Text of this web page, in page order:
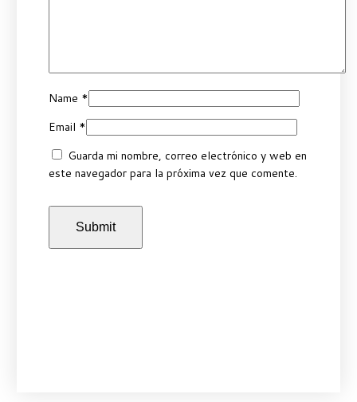
Name *
Email *
Guarda mi nombre, correo electrónico y web en
este navegador para la próxima vez que comente.